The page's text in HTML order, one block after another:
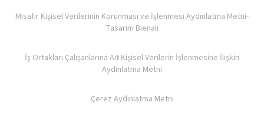
Misafir Kişisel Verilerinin Korunması ve İşlenmesi Aydınlatma Metni-
Tasarım Bienali
İş Ortakları Çalışanlarına Ait Kişisel Verilerin İşlenmesine İlişkin
Aydınlatma Metni
Çerez Aydınlatma Metni